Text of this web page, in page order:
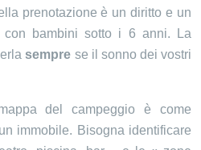
prenotazione è un diritto e un
con bambini sotto i 6 anni. La
sempre se il sonno dei vostri
del campeggio è come
immobile. Bisogna identificare